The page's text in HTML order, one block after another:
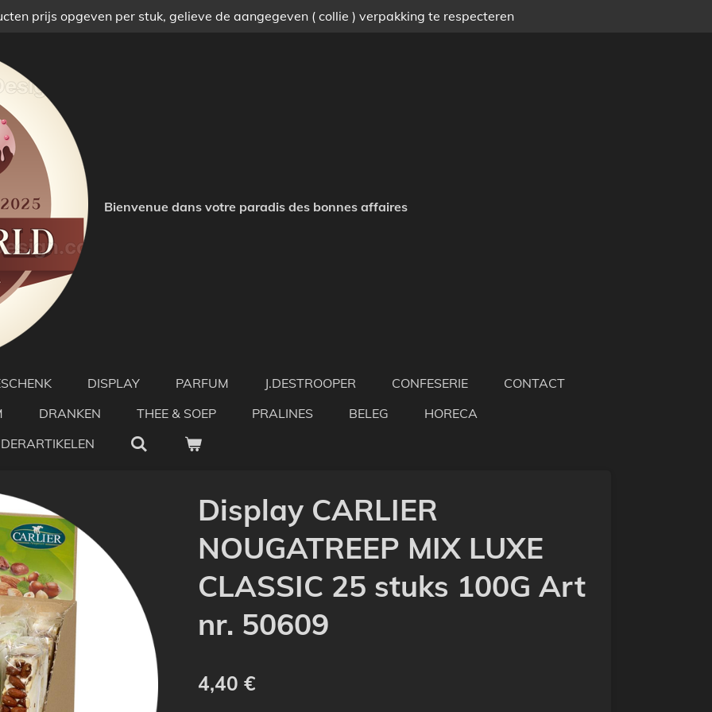
prijs opgeven per stuk, gelieve de aangegeven ( collie ) verpakking te respecteren
Bienvenue dans votre paradis des bonnes affaires
DISPLAY PARFUM J.DESTROOPER CONFESERIE
CONTACT
DRANKEN THEE & SOEP PRALINES BELEG
HORECA
Display CARLIER
NOUGATREEP MIX LUXE
CLASSIC 25 stuks 100G Art
nr. 50609
4,40 €